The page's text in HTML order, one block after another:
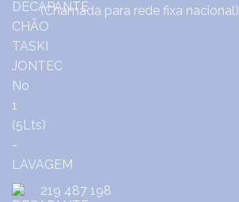
(Chamada para rede fixa nacional)
219 487 198